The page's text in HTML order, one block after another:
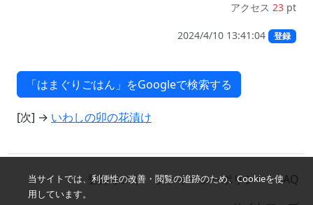
アクセス 23 pt
2024/4/10 13:41:04 登録
[次] → いわしの卯の花漬け
当サイトでは、利便性の改善・閲覧の追跡のため、Cookieを使
用しています。
登録リスト プライバシーポリシー
FAQ